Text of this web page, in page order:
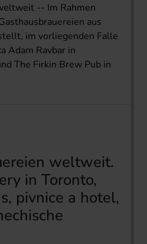
-- Im Rahmen
aus
im vorliegenden Falle
Adam Ravbar in
The Firkin Brew Pub in
weltweit.
in Toronto,
pivnice a hotel,